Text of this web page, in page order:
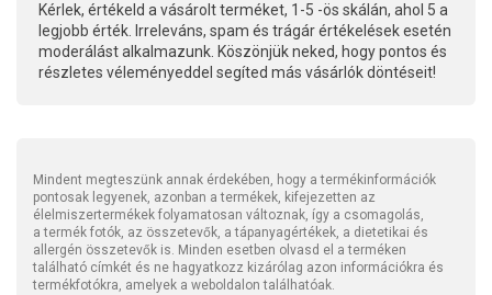
Kérlek, értékeld a vásárolt terméket, 1-5 -ös skálán, ahol 5 a
legjobb érték. Irreleváns, spam és trágár értékelések esetén
moderálást alkalmazunk. Köszönjük neked, hogy pontos és
részletes véleményeddel segíted más vásárlók döntéseit!
Mindent megteszünk annak érdekében, hogy a termékinformációk
pontosak legyenek, azonban a termékek, kifejezetten az
élelmiszertermékek folyamatosan változnak, így a csomagolás,
a termék fotók, az összetevők, a tápanyagértékek, a dietetikai és
allergén összetevők is. Minden esetben olvasd el a terméken
található címkét és ne hagyatkozz kizárólag azon információkra és
termékfotókra, amelyek a weboldalon találhatóak.